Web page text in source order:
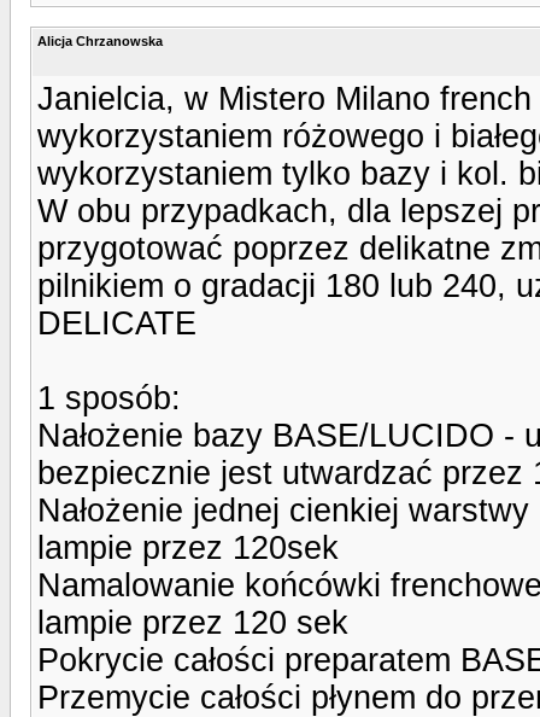
Alicja Chrzanowska
Janielcia, w Mistero Milano
wykorzystaniem różowego i
wykorzystaniem tylko bazy i kol.
W obu przypadkach, dla lepszej
przygotować poprzez delikatne
pilnikiem o gradacji 180 lub 240,
DELICATE
1 sposób:
Nałożenie bazy BASE/LUCIDO -
bezpiecznie jest utwardzać przez
Nałożenie jednej cienkiej
lampie przez 120sek
Namalowanie końcówki
lampie przez 120 sek
Pokrycie całości preparatem
Przemycie całości płynem do